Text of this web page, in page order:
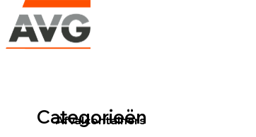
naar
de
Afvalcontainers
Categorieën